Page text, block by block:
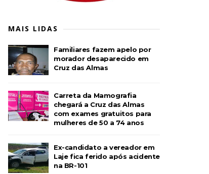
MAIS LIDAS
Familiares fazem apelo por
morador desaparecido em
Cruz das Almas
Carreta da Mamografia
chegará a Cruz das Almas
com exames gratuitos para
mulheres de 50 a 74 anos
Ex-candidato a vereador em
Laje fica ferido após acidente
na BR-101